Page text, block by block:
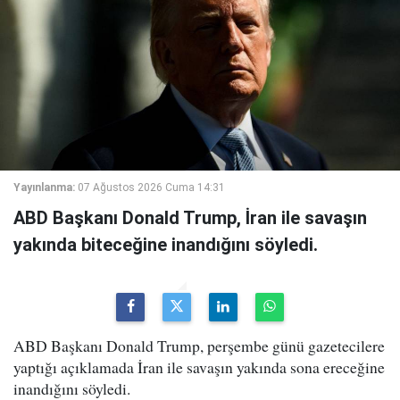
Yayınlanma: 07 Ağustos 2026 Cuma 14:31
ABD Başkanı Donald Trump, İran ile savaşın
yakında biteceğine inandığını söyledi.
ABD Başkanı Donald Trump, perşembe günü gazetecilere
yaptığı açıklamada İran ile savaşın yakında sona ereceğine
inandığını söyledi.